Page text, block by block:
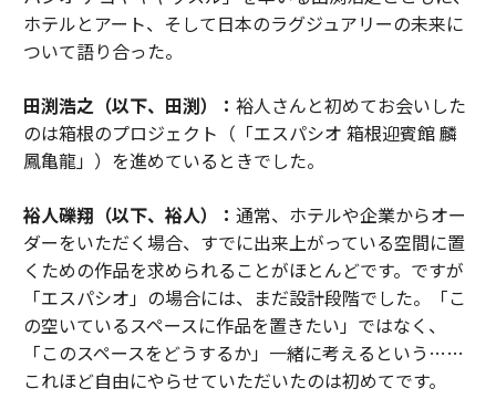
ホテルとアート、そして日本のラグジュアリーの未来に
ついて語り合った。
田渕浩之（以下、田渕）： 裕人さんと初めてお会いした
のは箱根のプロジェクト（「エスパシオ 箱根迎賓館 麟
鳳亀龍」）を進めているときでした。
裕人礫翔（以下、裕人）： 通常、ホテルや企業からオー
ダーをいただく場合、すでに出来上がっている空間に置
くための作品を求められることがほとんどです。ですが
「エスパシオ」の場合には、まだ設計段階でした。「こ
の空いているスペースに作品を置きたい」ではなく、
「このスペースをどうするか」一緒に考えるという……
これほど自由にやらせていただいたのは初めてです。